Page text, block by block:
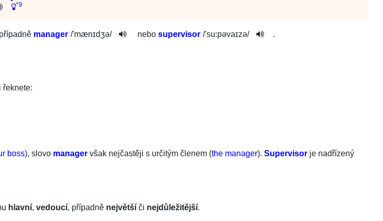
*9
manager /'mænɪdʒə­/ nebo supervisor /'su:pəva­ɪzə/ .
řeknete:
boss), slovo manager však nejčastěji s určitým členem (the manager). Supervisor je nadřízený
hlavní, vedoucí, případně největší či nejdůležitější.